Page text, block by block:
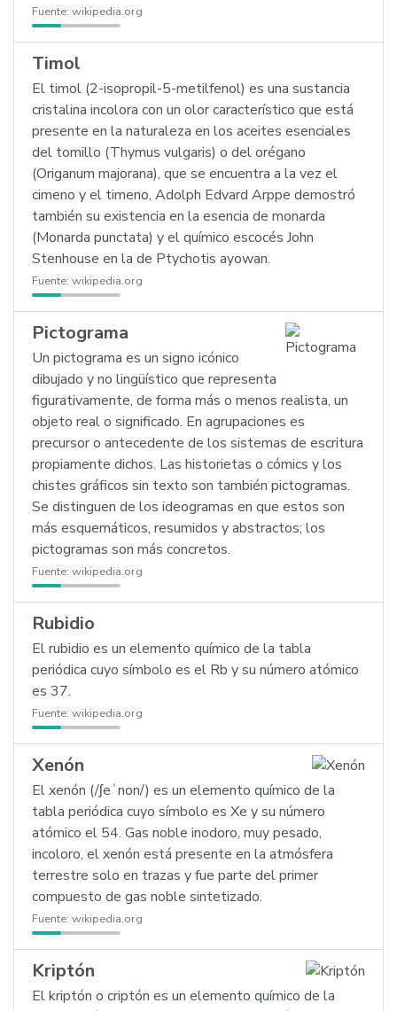
Fuente: wikipedia.org
Timol
El timol (2-isopropil-5-metilfenol) es una sustancia
cristalina incolora con un olor característico que está
presente en la naturaleza en los aceites esenciales
del tomillo (Thymus vulgaris) o del orégano
(Origanum majorana), que se encuentra a la vez el
cimeno y el timeno, Adolph Edvard Arppe demostró
también su existencia en la esencia de monarda
(Monarda punctata) y el químico escocés John
Stenhouse en la de Ptychotis ayowan.
Fuente: wikipedia.org
Pictograma
Un pictograma es un signo icónico
dibujado y no lingüístico que representa
figurativamente, de forma más o menos realista, un
objeto real o significado. En agrupaciones es
precursor o antecedente de los sistemas de escritura
propiamente dichos. Las historietas o cómics y los
chistes gráficos sin texto son también pictogramas.
Se distinguen de los ideogramas en que estos son
más esquemáticos, resumidos y abstractos; los
pictogramas son más concretos.
Fuente: wikipedia.org
Rubidio
El rubidio es un elemento químico de la tabla
periódica cuyo símbolo es el Rb y su número atómico
es 37.
Fuente: wikipedia.org
Xenón
El xenón (/ʃeˈnon/) es un elemento químico de la
tabla periódica cuyo símbolo es Xe y su número
atómico el 54. Gas noble inodoro, muy pesado,
incoloro, el xenón está presente en la atmósfera
terrestre solo en trazas y fue parte del primer
compuesto de gas noble sintetizado.
Fuente: wikipedia.org
Kriptón
El kriptón o criptón es un elemento químico de la